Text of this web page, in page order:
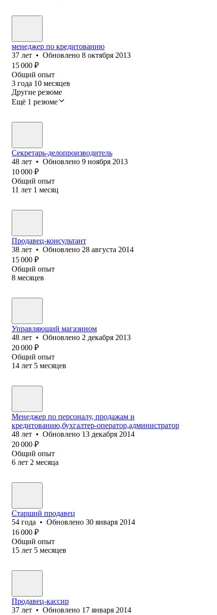
менеджер по кредитованию
37 лет • Обновлено 8 октября 2013
15 000 ₽
Общий опыт
3 года 10 месяцев
Другие резюме
Ещё 1 резюме
Секретарь-делопроизводитель
48 лет • Обновлено 9 ноября 2013
10 000 ₽
Общий опыт
11 лет 1 месяц
Продавец-консультант
38 лет • Обновлено 28 августа 2014
15 000 ₽
Общий опыт
8 месяцев
Управляющий магазином
48 лет • Обновлено 2 декабря 2013
20 000 ₽
Общий опыт
14 лет 5 месяцев
Менеджер по персоналу, продажам и
кредитованию,бухгалтер-оператор,администратор
48 лет • Обновлено 13 декабря 2014
20 000 ₽
Общий опыт
6 лет 2 месяца
Старший продавец
54 года • Обновлено 30 января 2014
16 000 ₽
Общий опыт
15 лет 5 месяцев
Продавец-кассир
37 лет • Обновлено 17 января 2014